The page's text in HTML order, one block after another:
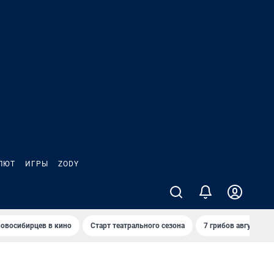
ИГРЫ ZODY
в кино Старт театрального сезона 7 грибов августа